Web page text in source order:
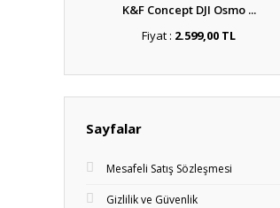
K&F Concept DJI Osmo ...
Fiyat : 2.599,00 TL
Sayfalar
Mesafeli Satış Sözleşmesi
Gizlilik ve Güvenlik